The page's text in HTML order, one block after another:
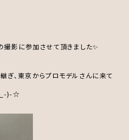
撮影に参加させて頂きました✨
ぎ、東京からプロモデルさんに来て
)-☆